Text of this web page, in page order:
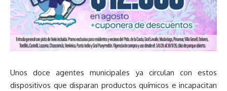
Unos doce agentes municipales ya circulan con estos
dispositivos que disparan productos químicos e incapacitan